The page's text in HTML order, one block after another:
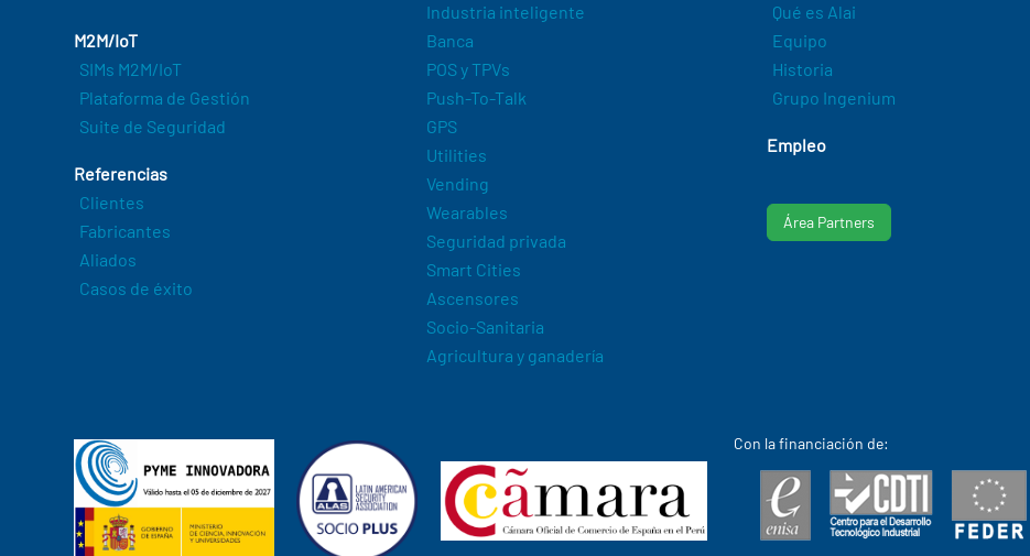
M2M/IoT
SIMs M2M/IoT
Plataforma de Gestión
Suite de Seguridad
Referencias
Clientes
Fabricantes
Aliados
Casos de éxito
Industria inteligente
Banca
POS y TPVs
Push-To-Talk
GPS
Utilities
Vending
Wearables
Seguridad privada
Smart Cities
Ascensores
Socio-Sanitaria
Agricultura y ganadería
Qué es Alai
Equipo
Historia
Grupo Ingenium
Empleo
Área Partners
Con la financiación de: